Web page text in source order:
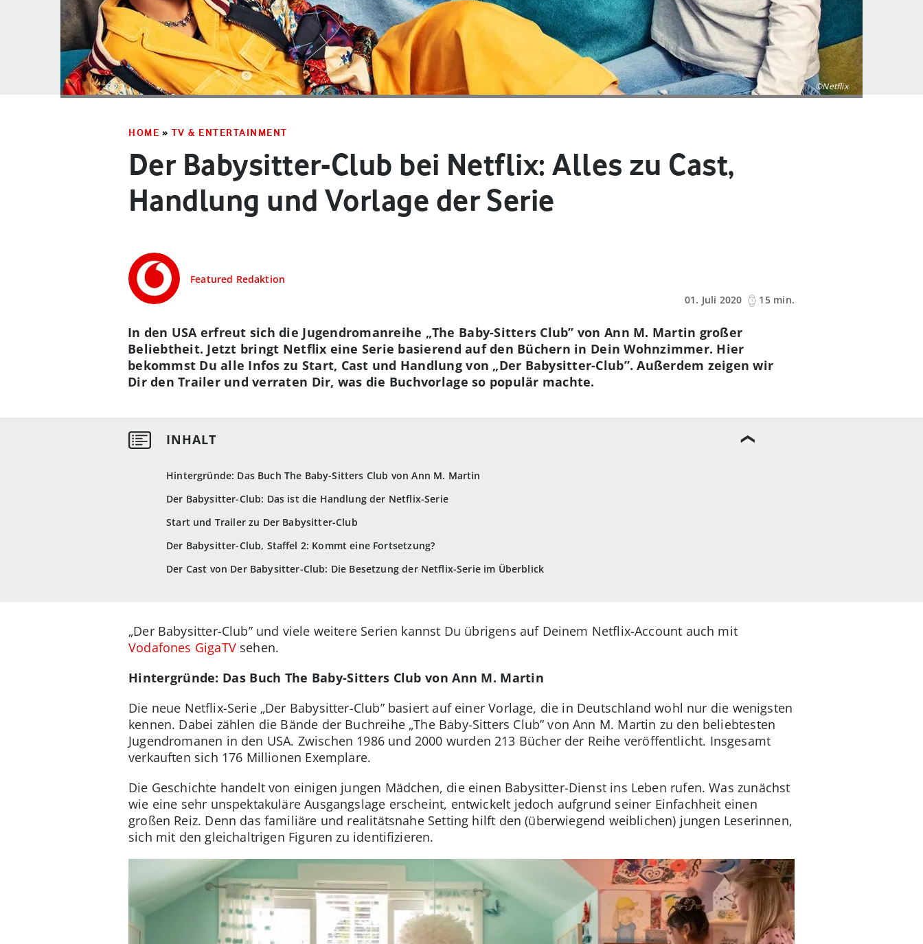
©Netflix
HOME » TV & ENTERTAINMENT
Der Babysitter-Club bei Netflix: Alles zu Cast,
Handlung und Vorlage der Serie
Featured Redaktion
01. Juli 2020
15 min.
Hintergründe: Das Buch The Baby-Sitters Club von Ann M. Martin
Der Babysitter-Club: Das ist die Handlung der Netflix-Serie
Start und Trailer zu Der Babysitter-Club
Der Babysitter-Club, Staffel 2: Kommt eine Fortsetzung?
Der Cast von Der Babysitter-Club: Die Besetzung der Netflix-Serie im Überblick
In den USA erfreut sich die Jugendromanreihe „The Baby-Sitters Club” von Ann M. Martin großer
Beliebtheit. Jetzt bringt Netflix eine Serie basierend auf den Büchern in Dein Wohnzimmer. Hier
bekommst Du alle Infos zu Start, Cast und Handlung von „Der Babysitter-Club”. Außerdem zeigen wir
Dir den Trailer und verraten Dir, was die Buchvorlage so populär machte.
„Der Babysitter-Club” und viele weitere Serien kannst Du übrigens auf Deinem Netflix-Account auch mit
Vodafones GigaTVsehen.
Hintergründe: Das Buch The Baby-Sitters Club von Ann M. Martin
Die neue Netflix-Serie „Der Babysitter-Club” basiert auf einer Vorlage, die in Deutschland wohl nur die wenigsten
kennen. Dabei zählen die Bände der Buchreihe „The Baby-Sitters Club” von Ann M. Martin zu den beliebtesten
Jugendromanen in den USA. Zwischen 1986 und 2000 wurden 213 Bücher der Reihe veröffentlicht. Insgesamt
verkauften sich 176 Millionen Exemplare.
Die Geschichte handelt von einigen jungen Mädchen, die einen Babysitter-Dienst ins Leben rufen. Was zunächst
wie eine sehr unspektakuläre Ausgangslage erscheint, entwickelt jedoch aufgrund seiner Einfachheit einen
großen Reiz. Denn das familiäre und realitätsnahe Setting hilft den (überwiegend weiblichen) jungen Leserinnen,
sich mit den gleichaltrigen Figuren zu identifizieren.